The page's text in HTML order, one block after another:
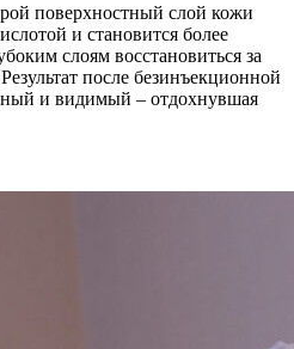
поверхностный слой кожи
и становится более
слоям восстановиться за
после безинъекционной
и видимый – отдохнувшая